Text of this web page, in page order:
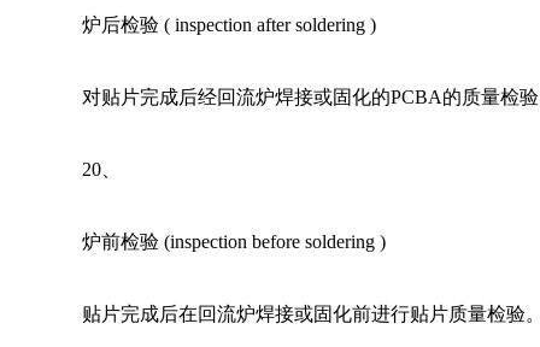
炉后检验 ( inspection after soldering )
对贴片完成后经回流炉焊接或固化的PCBA的质量检
20
炉前检验 (inspection before soldering )
贴片完成后在回流炉焊接或固化前进行贴片质量检验